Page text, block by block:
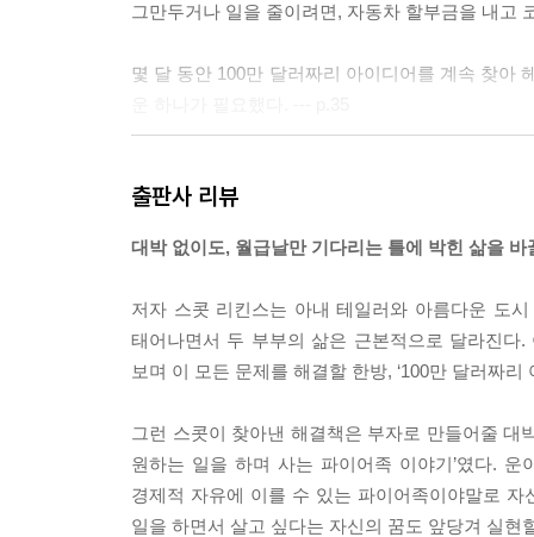
그만두거나 일을 줄이려면, 자동차 할부금을 내고
몇 달 동안 100만 달러짜리 아이디어를 계속 찾아
사는 것만큼이나 간단한 것이리라. 나는 몇 달 만
리는 가진 물건을 절반 넘게 정리했고, 소득의 70
p.267
파이어를 이루는 수단으로서 현재 벤드에서 하고
다. 6만 달러(6,600만 원)를 매년 지출하고 8만
00원)를 매월 저축한다. --- p.270
출판사 리뷰
대박 없이도, 월급날만 기다리는 틀에 박힌 삶을
저자 스콧 리킨스는 아내 테일러와 아름다운 도
태어나면서 두 부부의 삶은 근본적으로 달라진
보며 이 모든 문제를 해결할 한방, ‘100만 달러짜리
그런 스콧이 찾아낸 해결책은 부자로 만들어줄 대
원하는 일을 하며 사는 파이어족 이야기’였다.
경제적 자유에 이를 수 있는 파이어족이야말로
일을 하면서 살고 싶다는 자신의 꿈도 앞당겨 실현